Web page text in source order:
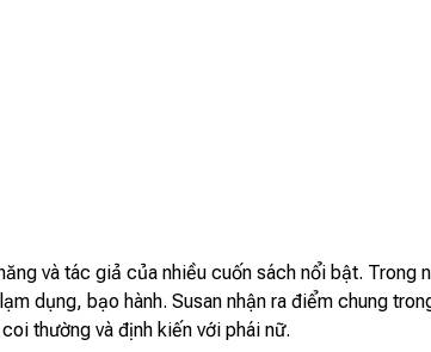
và tác giả của nhiều cuốn sách nổi bật. Trong
dụng, bạo hành. Susan nhận ra điểm chung
thường và định kiến với phái nữ.